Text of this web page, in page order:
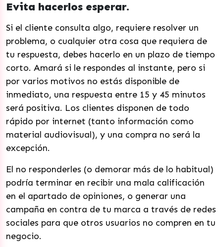
Evita hacerlos esperar.
Si el cliente consulta algo, requiere resolver un
problema, o cualquier otra cosa que requiera de
tu respuesta, debes hacerlo en un plazo de tiempo
corto. Amará si le respondes al instante, pero si
por varios motivos no estás disponible de
inmediato, una respuesta entre 15 y 45 minutos
será positiva. Los clientes disponen de todo
rápido por internet (tanto información como
material audiovisual), y una compra no será la
excepción.
El no responderles (o demorar más de lo habitual)
podría terminar en recibir una mala calificación
en el apartado de opiniones, o generar una
campaña en contra de tu marca a través de redes
sociales para que otros usuarios no compren en tu
negocio.